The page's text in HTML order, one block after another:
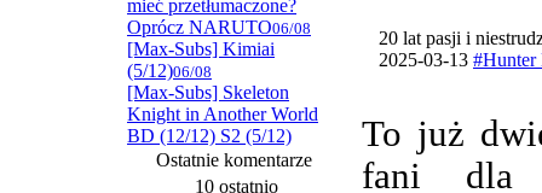
mieć przetłumaczone?
Oprócz NARUTO06/08
[Max-Subs] Kimiai
(5/12)06/08
[Max-Subs] Skeleton
Knight in Another World
BD (12/12) S2 (5/12)
Ostatnie komentarze
10 ostatnio
20 lat pasji i
2025-03-13
To już
fani dla